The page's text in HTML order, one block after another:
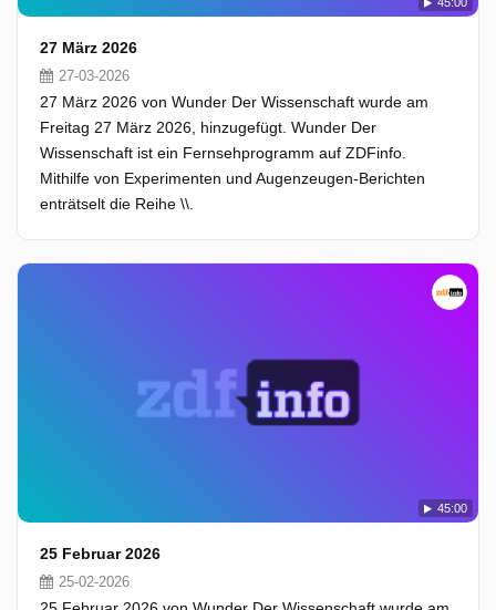
27 März 2026
27-03-2026
27 März 2026 von Wunder Der Wissenschaft wurde am
Freitag 27 März 2026, hinzugefügt. Wunder Der
Wissenschaft ist ein Fernsehprogramm auf ZDFinfo.
Mithilfe von Experimenten und Augenzeugen-Berichten
enträtselt die Reihe \\.
45:00
25 Februar 2026
25-02-2026